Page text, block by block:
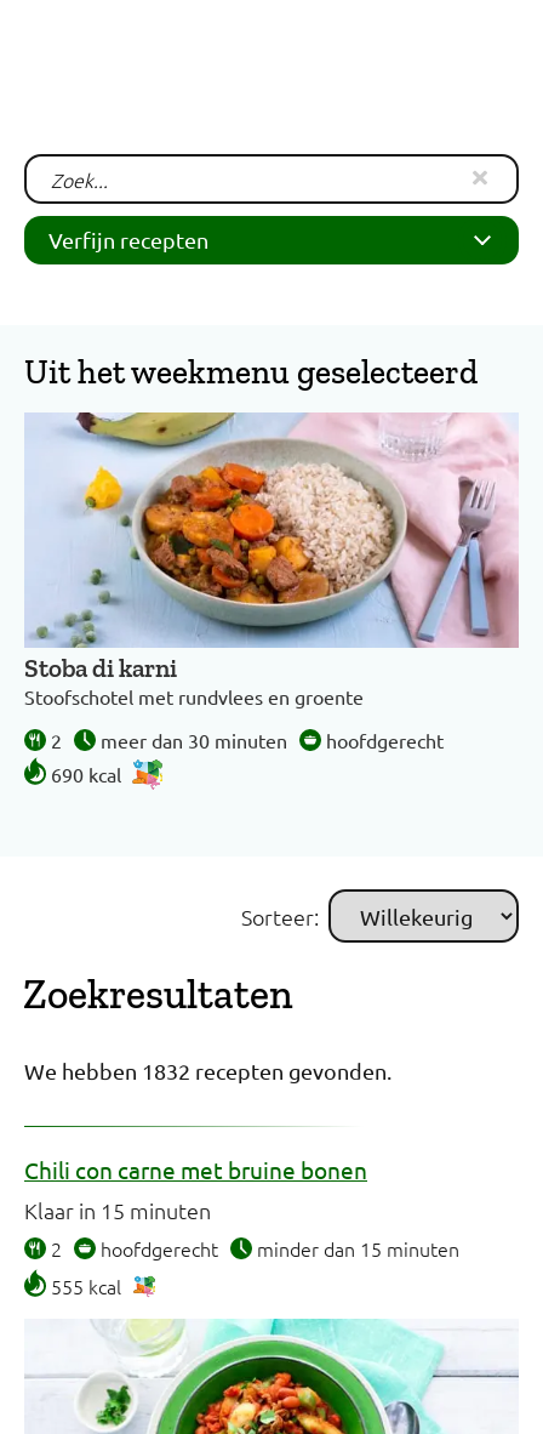
Verfijn recepten
Uit het weekmenu geselecteerd
Sorteer:
Stoba di karni
Stoofschotel met rundvlees en groente
2
meer dan 30 minuten
hoofdgerecht
690 kcal
Zoekresultaten
We hebben 1832 recepten gevonden.
Chili con carne met bruine bonen
Klaar in 15 minuten
2 hoofdgerecht
minder dan 15 minuten
555 kcal